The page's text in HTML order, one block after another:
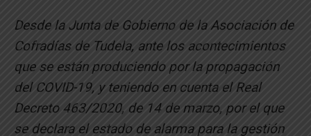
Desde la Junta de Gobierno de la Asociación de
Cofradías de Tudela, ante los acontecimientos
que se están produciendo por la propagación
del COVID-19, y teniendo en cuenta el Real
Decreto 463/2020, de 14 de marzo, por el que
se declara el estado de alarma para la gestión